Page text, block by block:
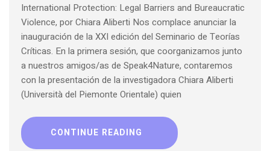
International Protection: Legal Barriers and Bureaucratic
Violence, por Chiara Aliberti Nos complace anunciar la
inauguración de la XXI edición del Seminario de Teorías
Críticas. En la primera sesión, que coorganizamos junto
a nuestros amigos/as de Speak4Nature, contaremos
con la presentación de la investigadora Chiara Aliberti
(Università del Piemonte Orientale) quien
CONTINUE READING